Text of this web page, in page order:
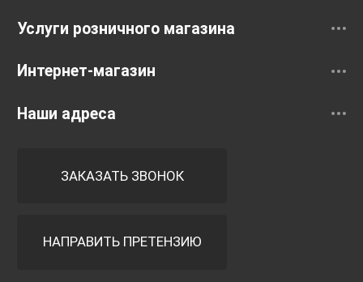
Услуги розничного магазина
Интернет-магазин
Наши адреса
ЗАКАЗАТЬ ЗВОНОК
НАПРАВИТЬ ПРЕТЕНЗИЮ